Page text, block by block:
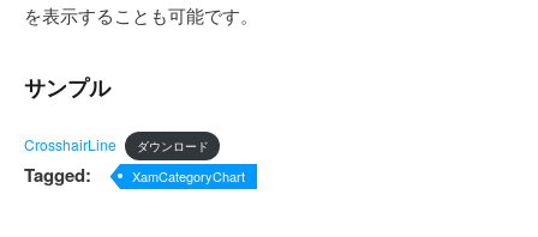
を表示することも可能です。
サンプル
CrosshairLine ダウンロード
Tagged: XamCategoryChart